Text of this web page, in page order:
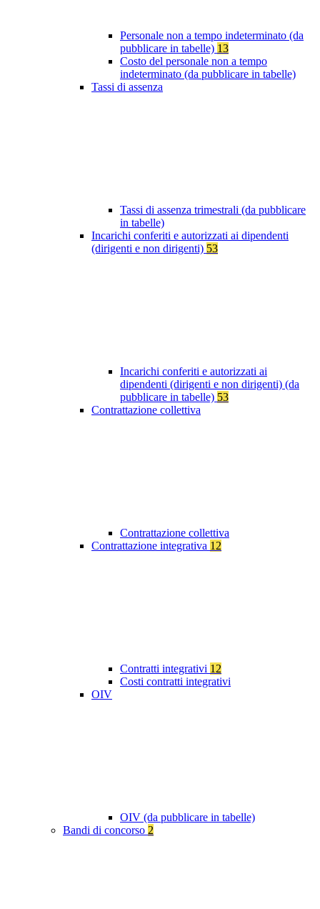
Personale non a tempo indeterminato (da
pubblicare in tabelle) 13
Costo del personale non a tempo
indeterminato (da pubblicare in tabelle)
Tassi di assenza
Tassi di assenza trimestrali (da pubblicare
in tabelle)
Incarichi conferiti e autorizzati ai dipendenti
(dirigenti e non dirigenti) 53
Incarichi conferiti e autorizzati ai
dipendenti (dirigenti e non dirigenti) (da
pubblicare in tabelle) 53
Contrattazione collettiva
Contrattazione collettiva
Contrattazione integrativa 12
Contratti integrativi 12
Costi contratti integrativi
OIV
OIV (da pubblicare in tabelle)
Bandi di concorso 2